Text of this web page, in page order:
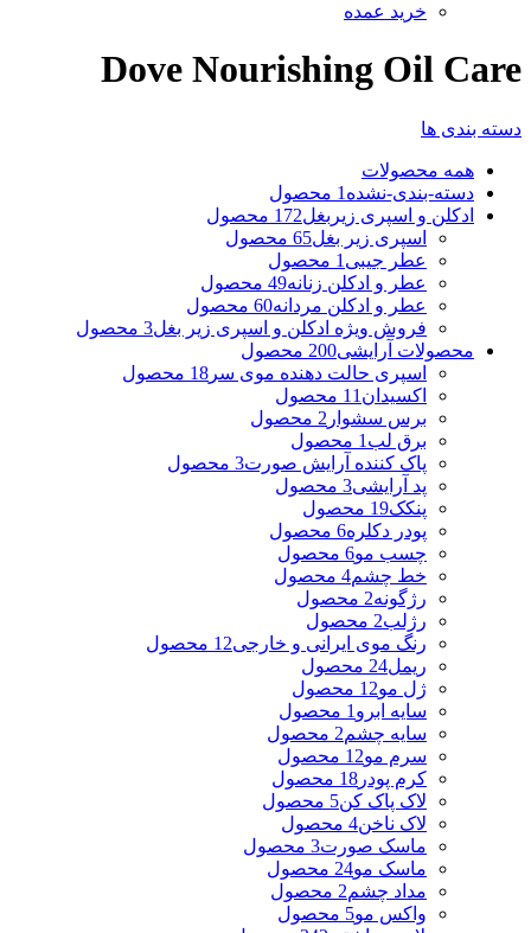
خرید عمده
Dove Nourishing Oil Care
دسته بندی ها
همه محصولات
دسته-بندی-نشده 1 محصول
ادکلن و اسپری زیربغل172 محصول
اسپری زیر بغل65 محصول
عطر جیبی 1 محصول
عطر و ادکلن زنانه49 محصول
عطر و ادکلن مردانه60 محصول
فروش ویژه ادکلن و اسپری زیر بغل3 محصول
محصولات آرایشی200 محصول
اسپری حالت دهنده موی سر 18 محصول
اکسیدان 11 محصول
برس سشوار 2 محصول
برق لب 1 محصول
پاک کننده آرایش صورت3 محصول
پد آرایشی3 محصول
پنکک19 محصول
پودر دکلره6 محصول
چسب مو6 محصول
خط چشم4 محصول
رژگونه2 محصول
رژلب2 محصول
رنگ موی ایرانی و خارجی12 محصول
ریمل24 محصول
ژل مو12 محصول
سایه ابرو 1 محصول
سایه چشم2 محصول
سرم مو12 محصول
کرم پودر 18 محصول
لاک پاک کن5 محصول
لاک ناخن4 محصول
ماسک صورت3 محصول
ماسک مو24 محصول
مداد چشم2 محصول
واکس مو5 محصول